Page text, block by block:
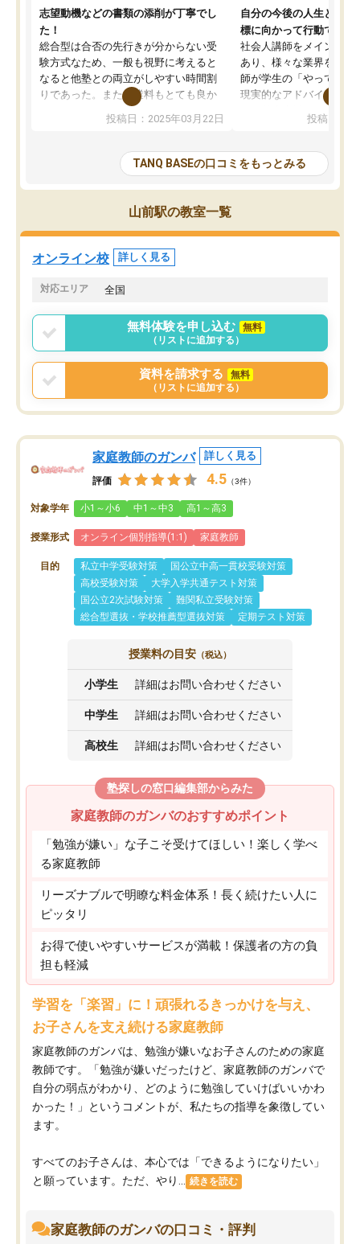
志望動機などの書類の添削が丁寧でし
た！
総合型は合否の先行きが分からない受
験方式なため、一般も視野に考えると
なると他塾との両立がしやすい時間割
りであった。また授業料もとても良か
総合型の多くの塾は大学生が見ること
大学生の目だけでなく、数人の大人に
も目を通して頂ける。そのため多くの
意見を聞くことができ、より良いもの
を推敲することが可能だ。
どの人も優しく、親身に接してくださ
るのでやる気も出て、良かったで
す！！
投稿日：2025年03月22日
自分の今後の人生と真剣
標に向かって行動できる
社会人講師をメインとし
あり、様々な業界を経験
師が学生の「やってみた
現実的なアドバイスを行
分野について学生知識
総合型選抜対策として志
接・小論文などの技術指
ション内容になっていま
を社会人として働いてい
標を見つける事が出来ま
投稿日：
TANQ BASEの口コミをもっとみる
山前駅の教室一覧
オンライン校 詳しく見る
対応エリア 全国
無料体験を申し込む
無料
（リストに追加する）
資料を請求する
無料
（リストに追加する）
家庭教師のガンバ 詳しく見る
評価 4.5 （3件）
対象学年 小1～小6 中1～中3 高1～高3
授業形式 オンライン個別指導(1:1) 家庭教師
目的 私立中学受験対策
国公立中高一貫校受験対策
高校受験対策
大学入学共通テスト対策
国公立2次試験対策
難関私立受験対策
総合型選抜・学校推薦型選抜対策
定期テスト対策
授業料の目安 （税込）
小学生 詳細はお問い合わせください
中学生 詳細はお問い合わせください
高校生 詳細はお問い合わせください
塾探しの窓口編集部からみた
家庭教師のガンバのおすすめポイント
「勉強が嫌い」な子こそ受けてほしい！楽しく学べ
る家庭教師
リーズナブルで明瞭な料金体系！長く続けたい人に
ピッタリ
お得で使いやすいサービスが満載！保護者の方の負
担も軽減
学習を「楽習」に！頑張れるきっかけを与え、
お子さんを支え続ける家庭教師
家庭教師のガンバは、勉強が嫌いなお子さんのための家庭
教師です。「勉強が嫌いだったけど、家庭教師のガンバで
自分の弱点がわかり、どのように勉強していけばいいかわ
かった！」というコメントが、私たちの指導を象徴してい
ます。
すべてのお子さんは、本心では「できるようになりたい」
と願っています。ただ、やり...
続きを読む
家庭教師のガンバの口コミ・評判